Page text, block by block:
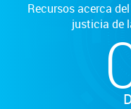
Recursos acerca
justicia de